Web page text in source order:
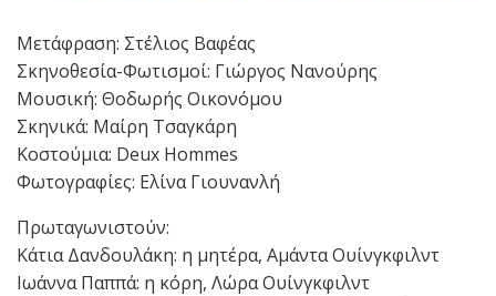
Μετάφραση: Στέλιος Βαφέας
Σκηνοθεσία-Φωτισμοί: Γιώργος Νανούρης
Μουσική: Θοδωρής Οικονόμου
Σκηνικά: Μαίρη Τσαγκάρη
Κοστούμια: Deux Hommes
Φωτογραφίες: Ελίνα Γιουνανλή
Πρωταγωνιστούν:
Κάτια Δανδουλάκη: η μητέρα, Αμάντα Ουίνγκφιλντ
Ιωάννα Παππά: η κόρη, Λώρα Ουίνγκφιλντ